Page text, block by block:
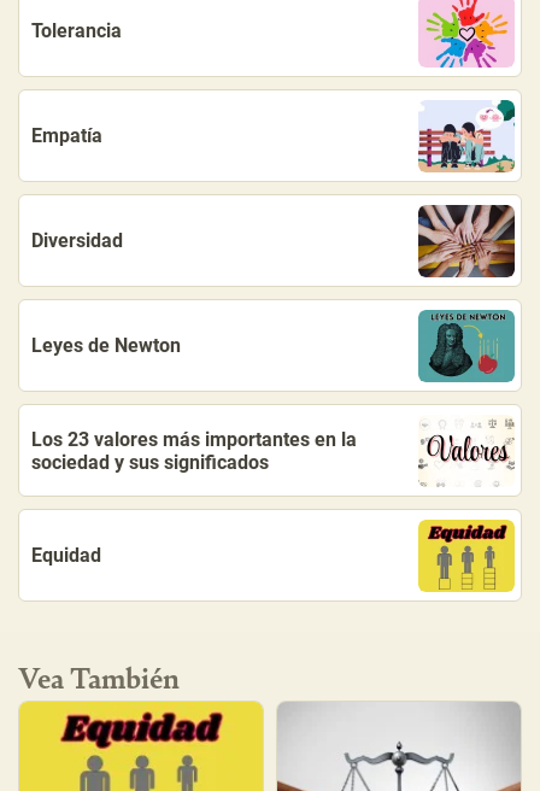
Tolerancia
Empatía
Diversidad
Leyes de Newton
Los 23 valores más importantes en la
sociedad y sus significados
Equidad
Vea También